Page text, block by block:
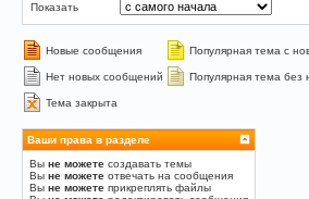
Показать
Новые сообщения Популярная тема с
Нет новых сообщений Популярная тема без
Тема закрыта
Ваши права в разделе
Вы не можете создавать темы
Вы не можете отвечать на сообщения
Вы не можете прикреплять файлы